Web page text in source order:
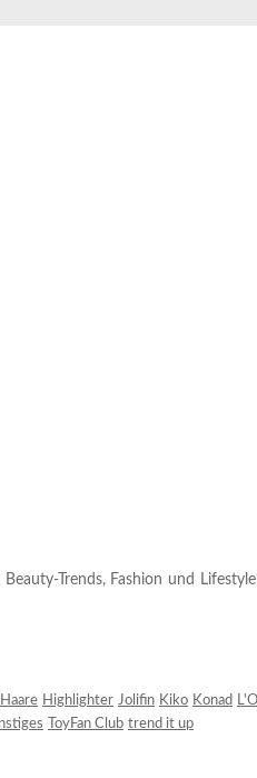
Trends, Fashion und
Haare Highlighter Jolifin Kiko Konad
ToyFan Club trend it up